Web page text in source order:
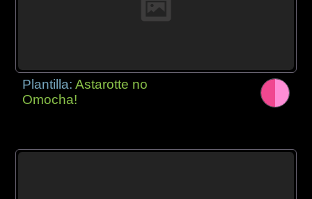
Plantilla:Astarotte no
Omocha!